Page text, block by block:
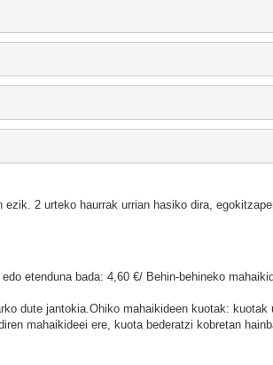
2 urteko haurrak urrian hasiko dira,
etenduna bada: 4,60 €/ Behin-behineko
dute jantokia.Ohiko mahaikideen kuotak: kuotak
mahaikideei ere, kuota bederatzi kobretan